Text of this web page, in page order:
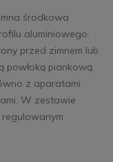
środkowa
aluminiowego.
przed zimnem lub
powłoką piankową.
z aparatami
W zestawie